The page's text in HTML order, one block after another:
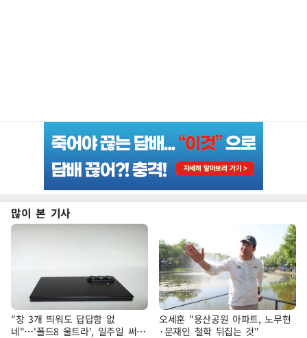
많이 본 기사
"창 3개 띄워도 답답함 없
네"…'폴드8 울트라', 일주일 써보
오세훈 "용산공원 아파트, 노무현
·문재인 철학 뒤집는 것"